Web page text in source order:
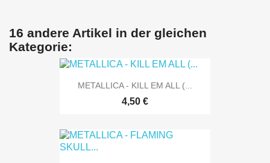
16 andere Artikel in der gleichen
Kategorie:
METALLICA - KILL EM ALL (...
4,50 €